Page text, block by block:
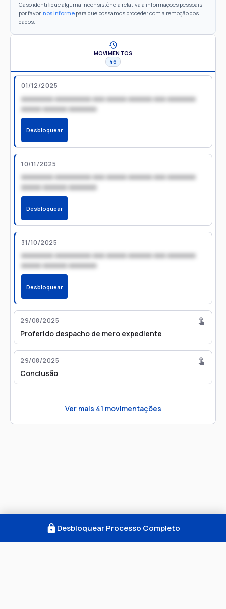
Caso identifique alguma inconsistência relativa a informações pessoais,
por favor, nos informe para que possamos proceder com a remoção dos
dados.
MOVIMENTOS
46
01/12/2025
xxxxxxxx xxxxxxxxx xxx xxxxx xxxxxx xxx xxxxxxx
xxxxx xxxxxx xxxxxxx
Desbloquear
10/11/2025
xxxxxxxx xxxxxxxxx xxx xxxxx xxxxxx xxx xxxxxxx
xxxxx xxxxxx xxxxxxx
Desbloquear
31/10/2025
xxxxxxxx xxxxxxxxx xxx xxxxx xxxxxx xxx xxxxxxx
xxxxx xxxxxx xxxxxxx
Desbloquear
29/08/2025
Proferido despacho de mero expediente
29/08/2025
Conclusão
Ver mais 41 movimentações
Desbloquear Processo Completo